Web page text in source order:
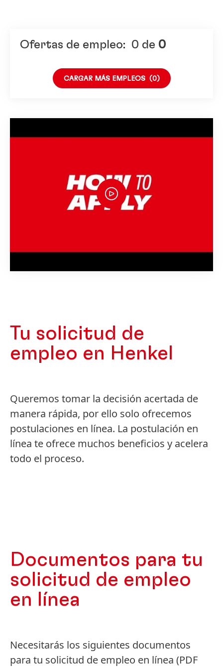
Ofertas de empleo: 0 de 0
CARGAR MÁS EMPLEOS (0)
Tu solicitud de
empleo en Henkel
Queremos tomar la decisión acertada de
manera rápida, por ello solo ofrecemos
postulaciones en línea. La postulación en
línea te ofrece muchos beneficios y acelera
todo el proceso.
Documentos para tu
solicitud de empleo
en línea
Necesitarás los siguientes documentos
para tu solicitud de empleo en línea (PDF